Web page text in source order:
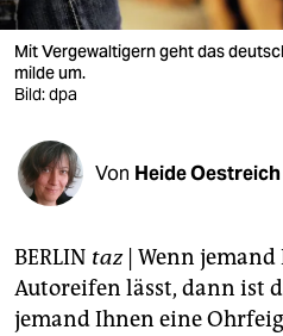
verlag
veranstaltungen
fragen & hilfe
abo
genossenschaft
Mit Vergewaltigern geht das
milde um.
Bild: dpa
Von Heide Oestreich
BERLIN taz| Wenn jemand
Autoreifen lässt, dann ist
jemand Ihnen eine